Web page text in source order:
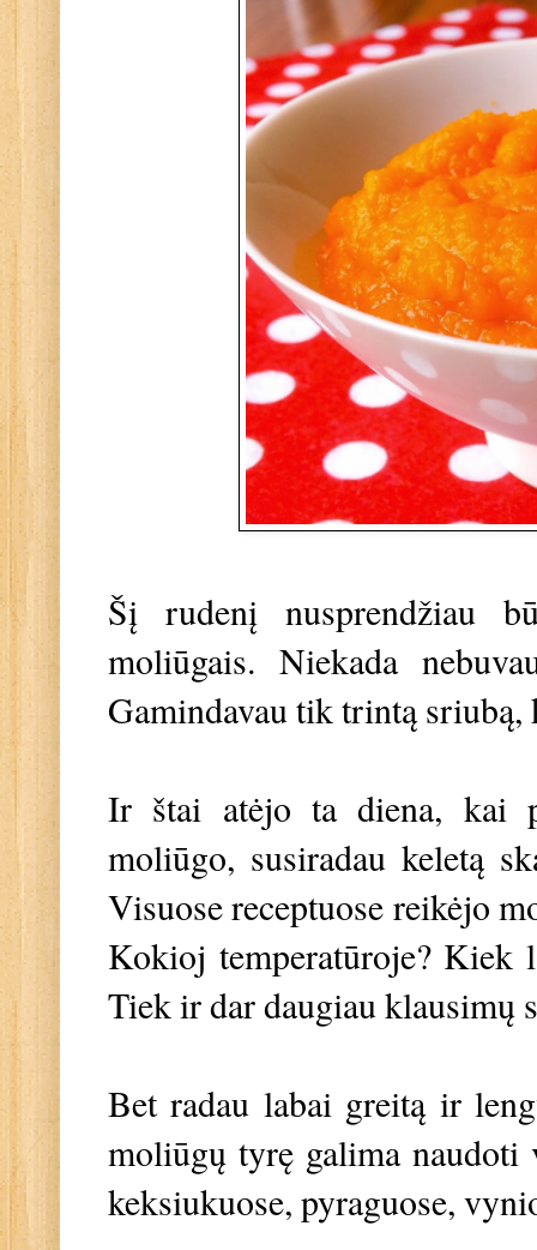
Šį rudenį nusprendžiau
moliūgais. Niekada
Gamindavau tik trintą
Ir štai atėjo ta diena, kai
moliūgo, susiradau keletą
Visuose receptuose reikėjo
Kokioj temperatūroje? Kiek
Tiek ir dar daugiau klausimų
Bet radau labai greitą ir
moliūgų tyrę galima naudoti
keksiukuose, pyraguose,